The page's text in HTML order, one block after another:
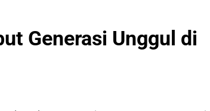
Generasi Unggul di